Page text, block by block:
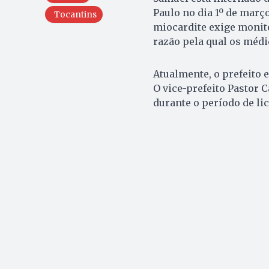
Tocantins
Paulo no dia 1º de
miocardite exige
razão pela qual os
Atualmente, o prefeito
O vice-prefeito Pastor
durante o período de